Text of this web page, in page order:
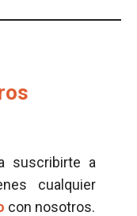
suscribirte a
cualquier
con nosotros.